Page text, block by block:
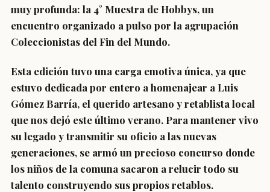
muy profunda: la 4° Muestra de Hobbys, un
encuentro organizado a pulso por la agrupación
Coleccionistas del Fin del Mundo.
Esta edición tuvo una carga emotiva única, ya que
estuvo dedicada por entero a homenajear a Luis
Gómez Barría, el querido artesano y retablista local
que nos dejó este último verano. Para mantener vivo
su legado y transmitir su oficio a las nuevas
generaciones, se armó un precioso concurso donde
los niños de la comuna sacaron a relucir todo su
talento construyendo sus propios retablos.